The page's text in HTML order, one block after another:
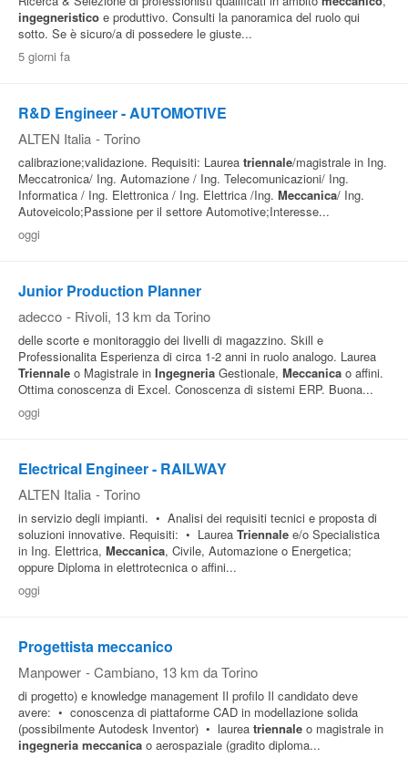
ingegneristico e produttivo. Consulti la panoramica del ruolo qui
sotto. Se è sicuro/a di possedere le giuste...
5 giorni fa
R&D Engineer - AUTOMOTIVE
ALTEN Italia - Torino
calibrazione;validazione. Requisiti: Laurea triennale/magistrale in Ing.
Meccatronica/ Ing. Automazione / Ing. Telecomunicazioni/ Ing.
Informatica / Ing. Elettronica / Ing. Elettrica /Ing. Meccanica/ Ing.
Autoveicolo;Passione per il settore Automotive;Interesse...
oggi
Junior Production Planner
adecco - Rivoli, 13 km da Torino
delle scorte e monitoraggio dei livelli di magazzino. Skill e
Professionalita Esperienza di circa 1-2 anni in ruolo analogo. Laurea
Triennale o Magistrale in Ingegneria Gestionale, Meccanica o affini.
Ottima conoscenza di Excel. Conoscenza di sistemi ERP. Buona...
oggi
Electrical Engineer - RAILWAY
ALTEN Italia - Torino
in servizio degli impianti. • Analisi dei requisiti tecnici e proposta di
soluzioni innovative. Requisiti: • Laurea Triennale e/o Specialistica
in Ing. Elettrica, Meccanica, Civile, Automazione o Energetica;
oppure Diploma in elettrotecnica o affini...
oggi
Progettista meccanico
Manpower - Cambiano, 13 km da Torino
di progetto) e knowledge management Il profilo Il candidato deve
avere: • conoscenza di piattaforme CAD in modellazione solida
(possibilmente Autodesk Inventor) • laurea triennale o magistrale in
ingegneria meccanica o aerospaziale (gradito diploma...